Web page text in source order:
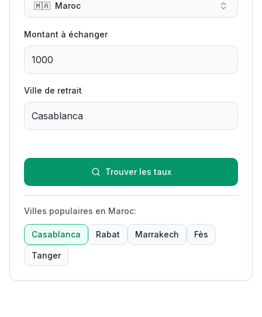
🇲🇦 Maroc
Montant à échanger
Ville de retrait
Trouver les taux
Villes populaires en Maroc:
Casablanca Rabat Marrakech Fès
Tanger